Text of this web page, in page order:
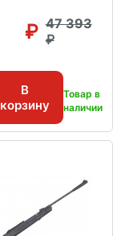
47 393
В
корзину
Товар в
наличии